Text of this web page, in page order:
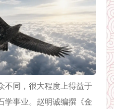
同，很大程度上得益于
学事业。赵明诚编撰《金